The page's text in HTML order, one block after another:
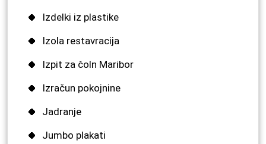
Izdelki iz plastike
Izola restavracija
Izpit za čoln Maribor
Izračun pokojnine
Jadranje
Jumbo plakati